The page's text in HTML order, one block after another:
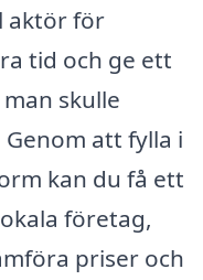
aktör för
tid och ge ett
skulle
att fylla i
kan du få ett
företag,
priser och